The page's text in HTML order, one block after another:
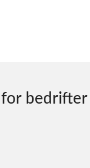
bedrifter